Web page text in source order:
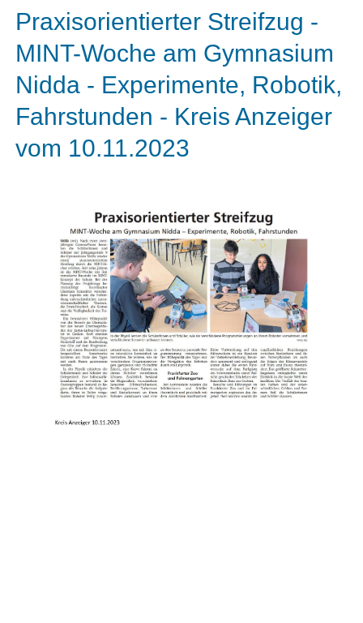
Praxisorientierter Streifzug -
MINT-Woche am Gymnasium
Nidda - Experimente, Robotik,
Fahrstunden - Kreis Anzeiger
vom 10.11.2023